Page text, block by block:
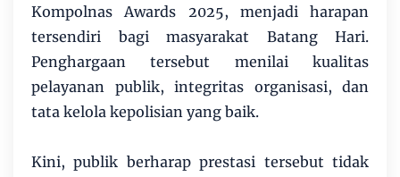
Kompolnas Awards 2025, menjadi harapan
tersendiri bagi masyarakat Batang Hari.
Penghargaan tersebut menilai kualitas
pelayanan publik, integritas organisasi, dan
tata kelola kepolisian yang baik.
Kini, publik berharap prestasi tersebut tidak